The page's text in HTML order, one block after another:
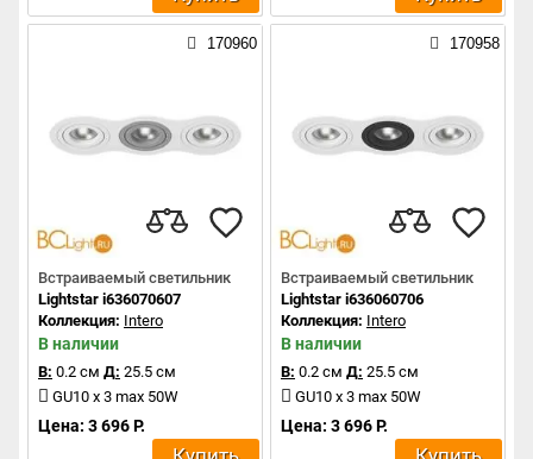
170960
Встраиваемый светильник
Lightstar i636070607
Коллекция: Intero
В наличии
В: 0.2 см Д: 25.5 см
GU10 x 3 max 50W
Цена: 3 696 Р.
170958
Встраиваемый светильник
Lightstar i636060706
Коллекция: Intero
В наличии
В: 0.2 см Д: 25.5 см
GU10 x 3 max 50W
Цена: 3 696 Р.